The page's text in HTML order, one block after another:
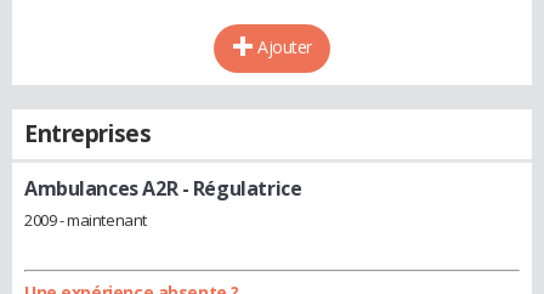
Ajouter
Entreprises
Ambulances A2R- Régulatrice
2009 - maintenant